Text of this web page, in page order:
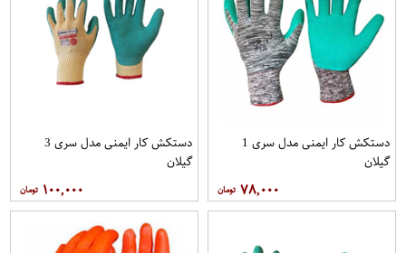
دستکش کار ایمنی مدل سری 1
گیلان
۷۸,۰۰۰
دستکش کار ایمنی مدل سری 3
گیلان
۱۰۰,۰۰۰